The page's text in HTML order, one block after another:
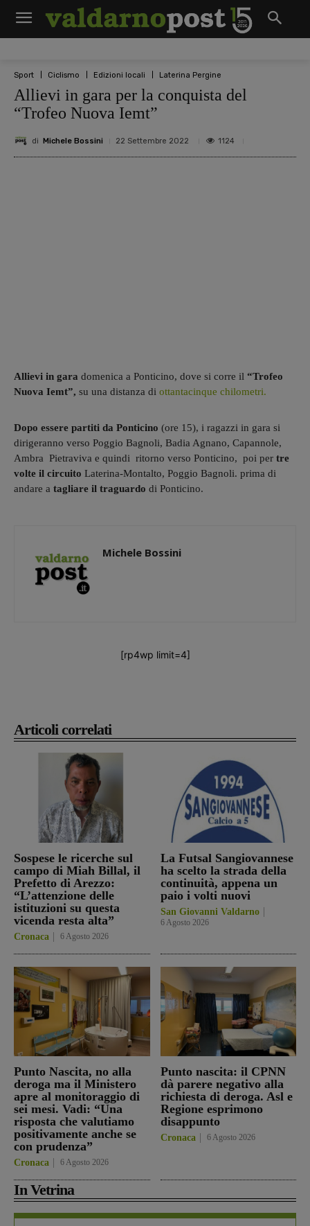
Sport Ciclismo Edizioni locali Laterina Pergine
Allievi in gara per la conquista del
“Trofeo Nuova Iemt”
di Michele Bossini 22 Settembre 2022 1124
Articoli correlati
Sospese le ricerche sul
campo di Miah Billal, il
Prefetto di Arezzo:
“L’attenzione delle
istituzioni su questa
vicenda resta alta”
Cronaca 6 Agosto 2026
La Futsal Sangiovannese
ha scelto la strada della
continuità, appena un
paio i volti nuovi
San Giovanni Valdarno
6 Agosto 2026
Punto Nascita, no alla
deroga ma il Ministero
apre al monitoraggio di
sei mesi. Vadi: “Una
risposta che valutiamo
positivamente anche se
con prudenza”
Cronaca 6 Agosto 2026
Punto nascita: il CPNN
dà parere negativo alla
richiesta di deroga. Asl e
Regione esprimono
disappunto
Cronaca 6 Agosto 2026
In Vetrina
Allievi in gara domenica a Ponticino, dove si corre il “Trofeo
Nuova Iemt”, su una distanza di ottantacinque chilometri.
Dopo essere partiti da Ponticino (ore 15), i ragazzi in gara si
dirigeranno verso Poggio Bagnoli, Badia Agnano, Capannole,
Ambra Pietraviva e quindi ritorno verso Ponticino, poi per tre
volte il circuito Laterina-Montalto, Poggio Bagnoli. prima di
andare a tagliare il traguardo di Ponticino.
Michele Bossini
[rp4wp limit=4]